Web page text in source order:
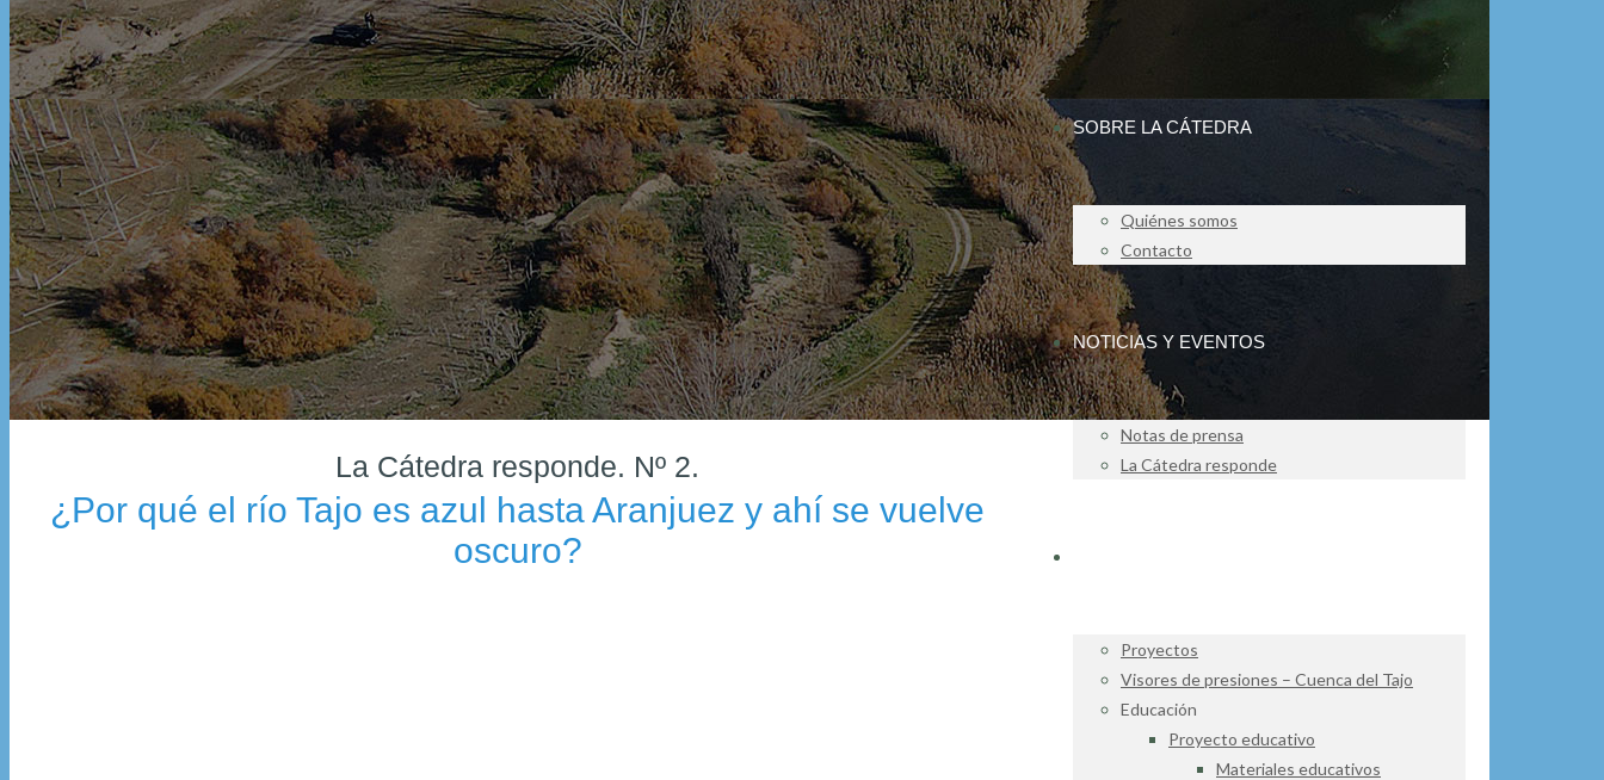
SOBRE LA CÁTEDRA
Quiénes somos
Contacto
NOTICIAS Y EVENTOS
Notas de prensa
La Cátedra responde
Proyectos
Visores de presiones – Cuenca del Tajo
Educación
Proyecto educativo
Materiales educativos
La Cátedra responde. Nº 2.
¿Por qué el río Tajo es azul hasta Aranjuez y ahí se vuelve
oscuro?